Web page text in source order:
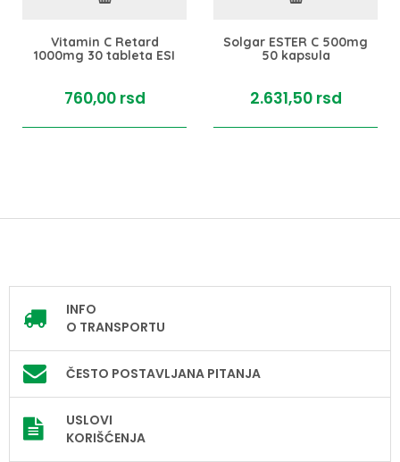
Vitamin C Retard
1000mg 30 tableta ESI
760,00 rsd
Solgar ESTER C 500mg
50 kapsula
2.631,50 rsd
INFO
O TRANSPORTU
ČESTO POSTAVLJANA PITANJA
USLOVI
KORIŠĆENJA